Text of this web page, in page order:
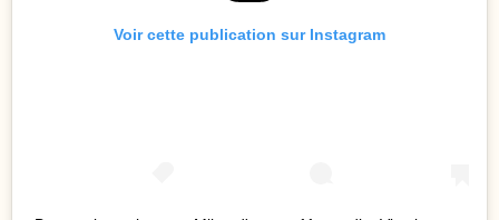
Voir cette publication sur Instagram